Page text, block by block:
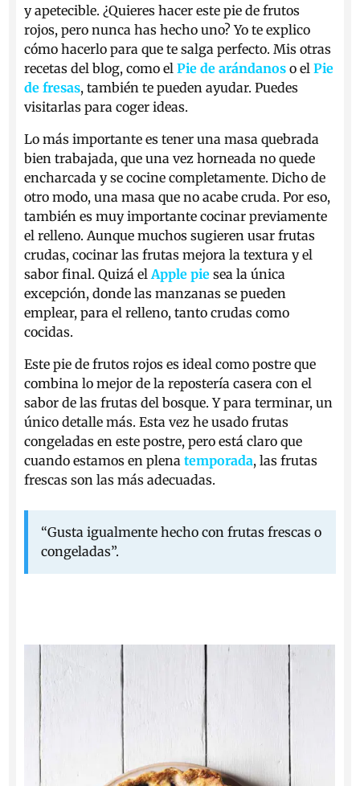
y apetecible. ¿Quieres hacer este pie de frutos
rojos, pero nunca has hecho uno? Yo te explico
cómo hacerlo para que te salga perfecto. Mis otras
recetas del blog, como elPie de arándanos o elPie
de fresas, también te pueden ayudar. Puedes
visitarlas para coger ideas.
Lo más importante es tener una masa quebrada
bien trabajada, que una vez horneada no quede
encharcada y se cocine completamente. Dicho de
otro modo, una masa que no acabe cruda. Por eso,
también es muy importante cocinar previamente
el relleno. Aunque muchos sugieren usar frutas
crudas, cocinar las frutas mejora la textura y el
sabor final. Quizá elApple pie sea la única
excepción, donde las manzanas se pueden
emplear, para el relleno, tanto crudas como
cocidas.
Este pie de frutos rojos es ideal como postre que
combina lo mejor de la repostería casera con el
sabor de las frutas del bosque. Y para terminar, un
único detalle más. Esta vez he usado frutas
congeladas en este postre, pero está claro que
cuando estamos en plenatemporada, las frutas
frescas son las más adecuadas.
“Gusta igualmente hecho con frutas frescas o
congeladas”.